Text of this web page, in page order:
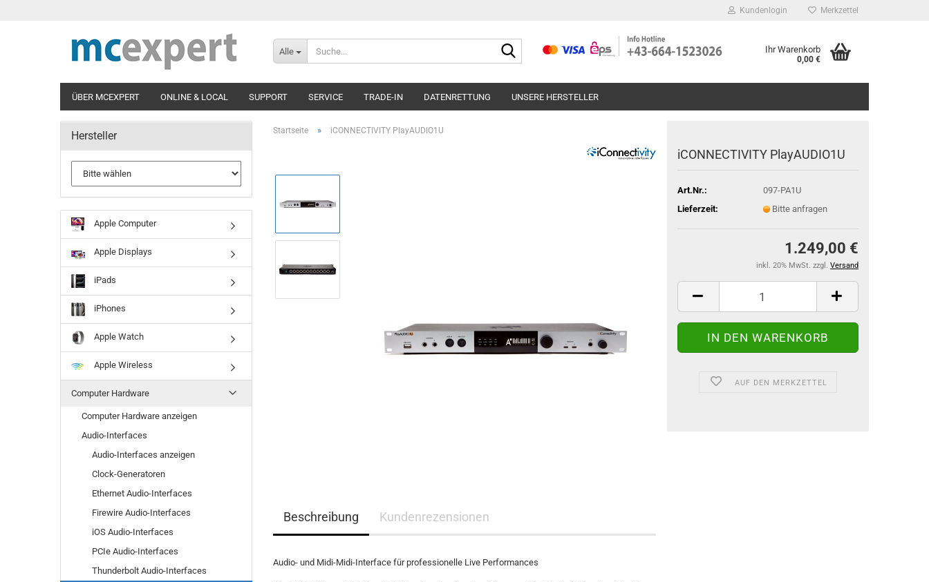
Kundenlogin Merkzettel
Alle
Suche...
Ihr Warenkorb
0,00 €
ÜBER MCEXPERT ONLINE & LOCAL SUPPORT SERVICE TRADE-IN DATENRETTUNG UNSERE HERSTELLER
Startseite » iCONNECTIVITY PlayAUDIO1U
iCONNECTIVITY PlayAUDIO1U
Art.Nr.:
097-PA1U
Lieferzeit:
Bitte anfragen
1.249,00 €
inkl. 20% MwSt. zzgl. Versand
AUF DEN MERKZETTEL
Beschreibung Kundenrezensionen
Audio- und Midi-Midi-Interface für professionelle Live Performances
Hersteller
Apple Computer
Apple Displays
iPads
iPhones
Apple Watch
Apple Wireless
Computer Hardware
Computer Hardware anzeigen
Audio-Interfaces
Audio-Interfaces anzeigen
Clock-Generatoren
Ethernet Audio-Interfaces
Firewire Audio-Interfaces
iOS Audio-Interfaces
PCIe Audio-Interfaces
Thunderbolt Audio-Interfaces